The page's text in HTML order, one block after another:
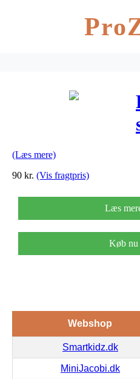
(Læs mere)
90 kr. (Vis fragtpris)
Læs
Køb nu
Webshop
Smartkidz.dk
MiniJacobi.dk